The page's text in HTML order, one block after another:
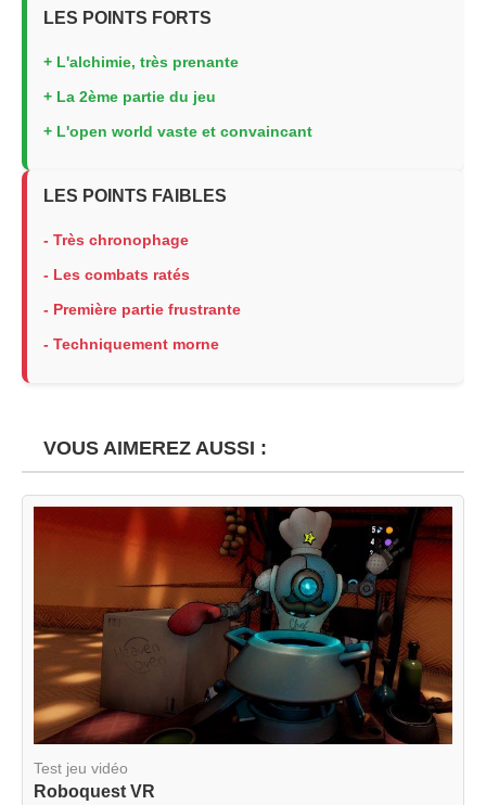
LES POINTS FORTS
+ L'alchimie, très prenante
+ La 2ème partie du jeu
+ L'open world vaste et convaincant
LES POINTS FAIBLES
- Très chronophage
- Les combats ratés
- Première partie frustrante
- Techniquement morne
VOUS AIMEREZ AUSSI :
Test jeu vidéo
Roboquest VR